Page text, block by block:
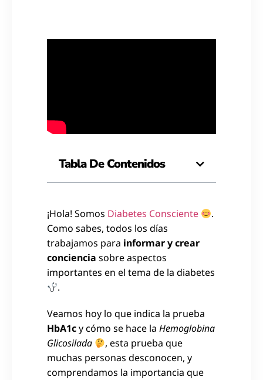
Tabla De Contenidos
¡Hola! Somos Diabetes Consciente
.
Como sabes, todos los días
trabajamos para informar y crear
conciencia sobre aspectos
importantes en el tema de la diabetes
.
Veamos hoy lo que indica la prueba
HbA1cy cómo se hace la Hemoglobina
Glicosilada
, esta prueba que
muchas personas desconocen, y
comprendamos la importancia que